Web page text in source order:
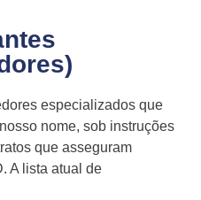
especializados que
nome, sob instruções
que asseguram
A lista atual de